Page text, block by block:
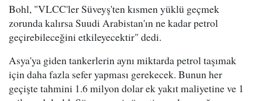
Bohl, "VLCC'ler Süveyş'ten kısmen yüklü geçmek
zorunda kalırsa Suudi Arabistan'ın ne kadar petrol
geçirebileceğini etkileyecektir" dedi.
Asya'ya giden tankerlerin aynı miktarda petrol taşımak
için daha fazla sefer yapması gerekecek. Bunun her
geçişte tahmini 1.6 milyon dolar ek yakıt maliyetine ve 1